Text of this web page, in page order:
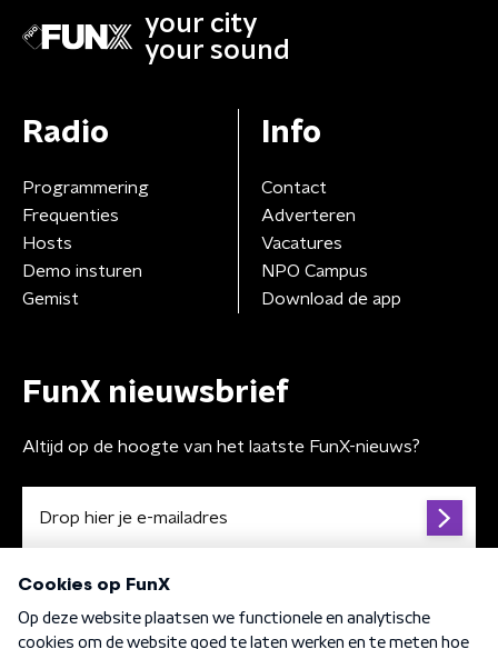
your city
your sound
Radio
Programmering
Frequenties
Hosts
Demo insturen
Gemist
Info
Contact
Adverteren
Vacatures
NPO Campus
Download de app
FunX nieuwsbrief
Altijd op de hoogte van het laatste FunX-nieuws?